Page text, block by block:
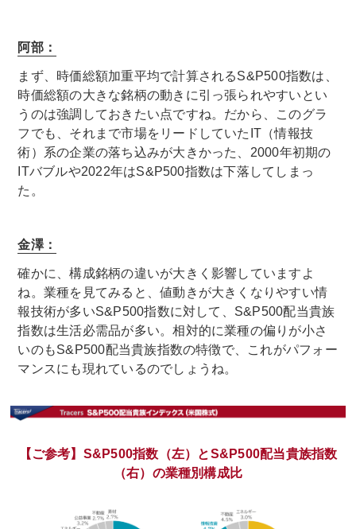
阿部：
まず、時価総額加重平均で計算されるS&P500指数は、
時価総額の大きな銘柄の動きに引っ張られやすいとい
うのは強調しておきたい点ですね。だから、このグラ
フでも、それまで市場をリードしていたIT（情報技
術）系の企業の落ち込みが大きかった、2000年初期の
ITバブルや2022年はS&P500指数は下落してしまっ
た。
金澤：
確かに、構成銘柄の違いが大きく影響していますよ
ね。業種を見てみると、値動きが大きくなりやすい情
報技術が多いS&P500指数に対して、S&P500配当貴族
指数は生活必需品が多い。相対的に業種の偏りが小さ
いのもS&P500配当貴族指数の特徴で、これがパフォー
マンスにも現れているのでしょうね。
【ご参考】S&P500指数（左）とS&P500配当貴族指数
（右）の業種別構成比